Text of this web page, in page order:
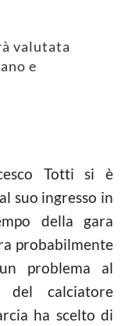
valutata
e
Totti si è
suo ingresso in
della gara
probabilmente
problema al
del calciatore
ha scelto di